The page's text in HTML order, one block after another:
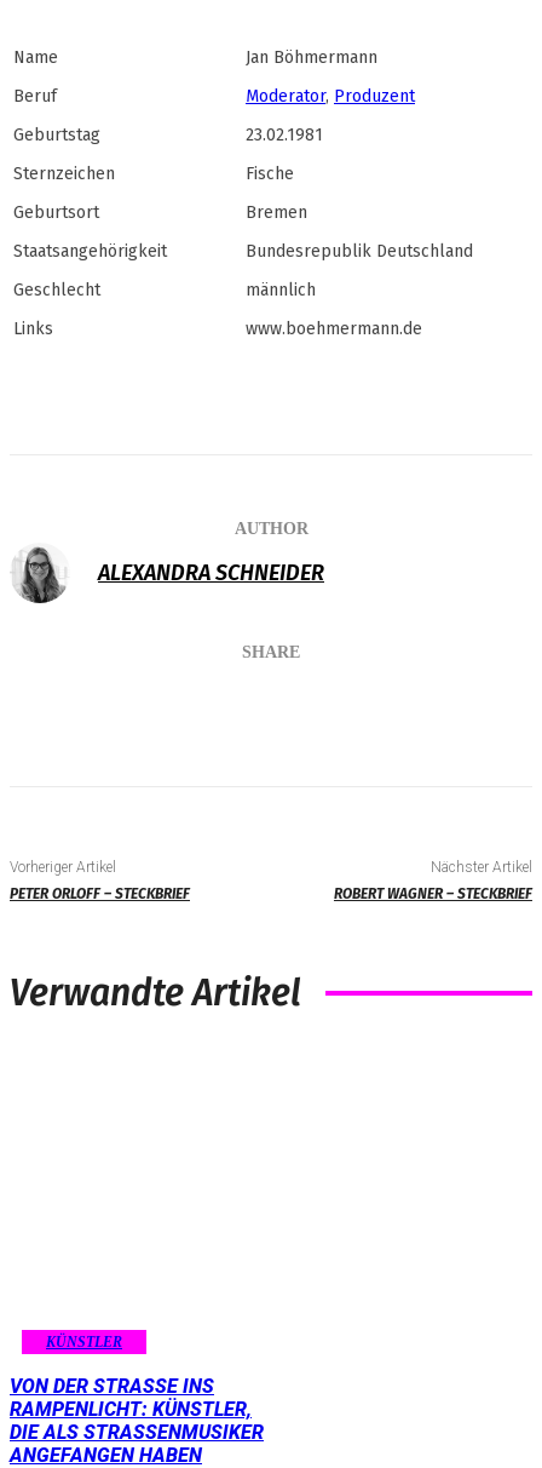
Name
Jan Böhmermann
Beruf
Moderator, Produzent
Geburtstag
23.02.1981
Sternzeichen
Fische
Geburtsort
Bremen
Staatsangehörigkeit
Bundesrepublik Deutschland
Geschlecht
männlich
Links
www.boehmermann.de
AUTHOR
ALEXANDRA SCHNEIDER
SHARE
Vorheriger Artikel
PETER ORLOFF – STECKBRIEF
Nächster Artikel
ROBERT WAGNER – STECKBRIEF
Verwandte Artikel
KÜNSTLER
VON DER STRASSE INS R
AMPENLICHT: KÜNSTLER, D
IE ALS STRASSENMUSIKER AN
GEFANGEN HABEN